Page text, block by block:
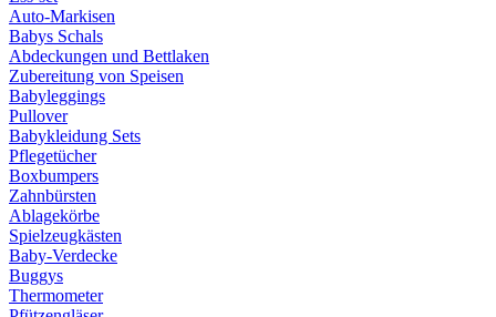
Auto-Markisen
Babys Schals
Abdeckungen und Bettlaken
Zubereitung von Speisen
Babyleggings
Pullover
Babykleidung Sets
Pflegetücher
Boxbumpers
Zahnbürsten
Ablagekörbe
Spielzeugkästen
Baby-Verdecke
Buggys
Thermometer